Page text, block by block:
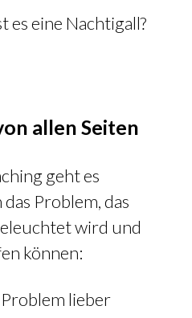
es eine Nachtigall?
allen Seiten
geht es
Problem, das
wird und
können:
lieber